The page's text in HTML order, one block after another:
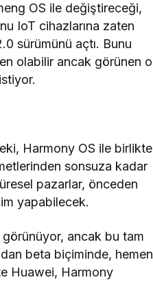
OS ile değiştireceği,
IoT cihazlarına zaten
sürümünü açtı. Bunu
olabilir ancak görünen o
Harmony OS ile birlikte
sonsuza kadar
pazarlar, önceden
yapabilecek.
görünüyor, ancak bu tam
beta biçiminde, hemen
Huawei, Harmony